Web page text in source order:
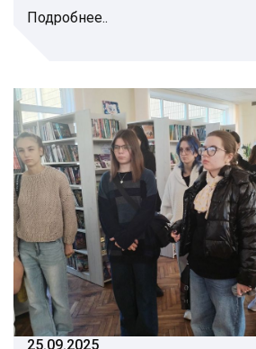
Подробнее..
25.09.2025